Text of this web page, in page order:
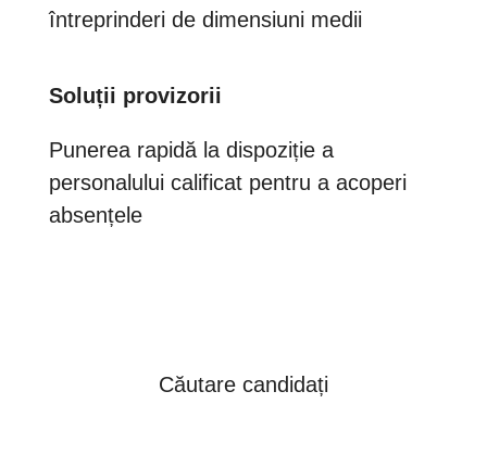
întreprinderi de dimensiuni medii
Soluții provizorii
Punerea rapidă la dispoziție a
personalului calificat pentru a acoperi
absențele
Căutare candidați